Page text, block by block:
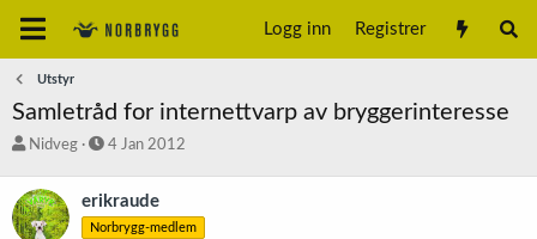
Logg inn Registrer
Utstyr
Samletråd for internettvarp av bryggerinteresse
T
å
d
s
Nidveg
S
r
t
4 Jan 2012
erikraude
Norbrygg-medlem